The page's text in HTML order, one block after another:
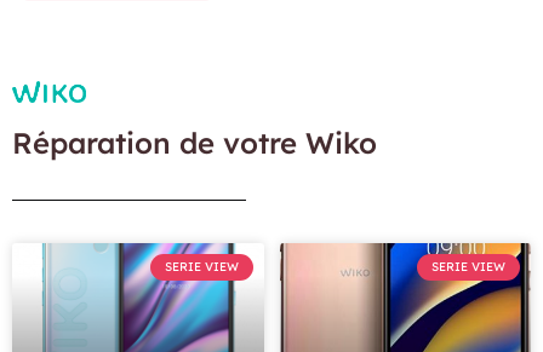
Réparation de votre Wiko
SERIE VIEW SERIE VIEW